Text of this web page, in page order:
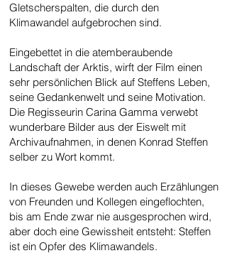
Gletscherspalten, die durch den
Klimawandel aufgebrochen sind.
Eingebettet in die atemberaubende
Landschaft der Arktis, wirft der Film einen
sehr persönlichen Blick auf Steffens Leben,
seine Gedankenwelt und seine Motivation.
Die Regisseurin Carina Gamma verwebt
wunderbare Bilder aus der Eiswelt mit
Archivaufnahmen, in denen Konrad Steffen
selber zu Wort kommt.
In dieses Gewebe werden auch Erzählungen
von Freunden und Kollegen eingeflochten,
bis am Ende zwar nie ausgesprochen wird,
aber doch eine Gewissheit entsteht: Steffen
ist ein Opfer des Klimawandels.